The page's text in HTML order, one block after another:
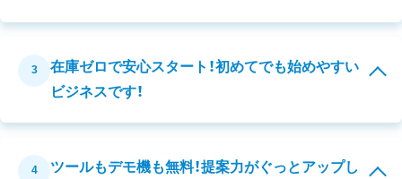
3
在庫ゼロで安心スタート！初めてでも始めやすい
ビジネスです！
4
ツールもデモ機も無料！提案力がぐっとアップし